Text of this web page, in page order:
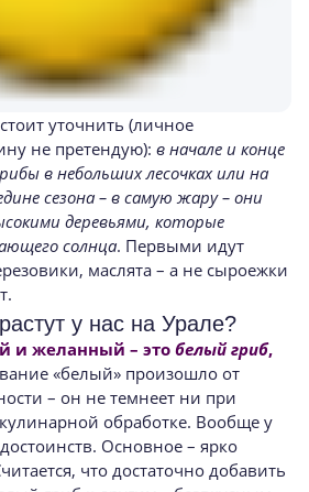
уточнить (личное
не претендую): в начале и конце
в небольших лесочках или на
сезона – в самую жару – они
деревьями, которые
солнца. Первыми идут
маслята – а не сыроежки
у нас на Урале?
и желанный – это белый гриб,
«белый» произошло от
– он не темнеет ни при
обработке. Вообще у
Основное – ярко
что достаточно добавить